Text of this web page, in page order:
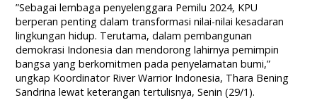
”Sebagai lembaga penyelenggara Pemilu 2024, KPU
berperan penting dalam transformasi nilai-nilai kesadaran
lingkungan hidup. Terutama, dalam pembangunan
demokrasi Indonesia dan mendorong lahirnya pemimpin
bangsa yang berkomitmen pada penyelamatan bumi,”
ungkap Koordinator River Warrior Indonesia, Thara Bening
Sandrina lewat keterangan tertulisnya, Senin (29/1).